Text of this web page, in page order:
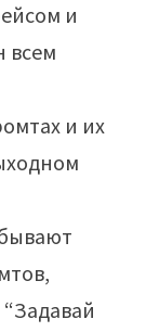
и
всем
и их